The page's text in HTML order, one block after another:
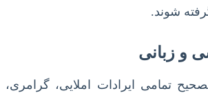
شوند.
و زبانی
تمامی ایرادات املایی، گرامری،